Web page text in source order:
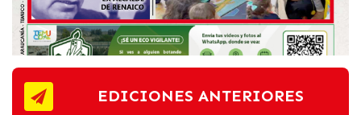
EDICIONES ANTERIORES